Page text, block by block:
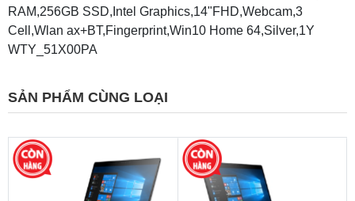
RAM,256GB SSD,Intel Graphics,14"FHD,Webcam,3
Cell,Wlan ax+BT,Fingerprint,Win10 Home 64,Silver,1Y
WTY_51X00PA
SẢN PHẨM CÙNG LOẠI